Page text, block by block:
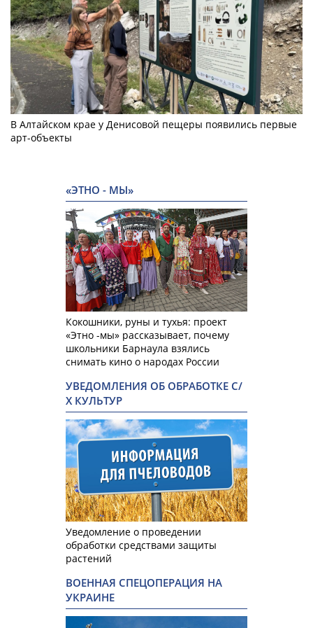
В Алтайском крае у Денисовой пещеры появились первые
арт-объекты
«ЭТНО - МЫ»
Кокошники, руны и тухья: проект
«Этно -мы» рассказывает, почему
школьники Барнаула взялись
снимать кино о народах России
УВЕДОМЛЕНИЯ ОБ ОБРАБОТКЕ С/
Х КУЛЬТУР
Уведомление о проведении
обработки средствами защиты
растений
ВОЕННАЯ СПЕЦОПЕРАЦИЯ НА
УКРАИНЕ